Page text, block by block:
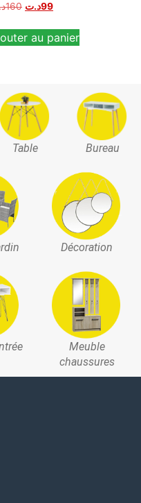
160 99د.ت
au panier
Table Bureau
Décoration
Meuble
chaussures